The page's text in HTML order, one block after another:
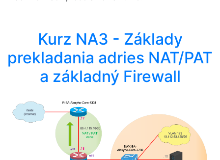
Kurz NA3 - Základy
prekladania adries NAT/PAT
a základný Firewall